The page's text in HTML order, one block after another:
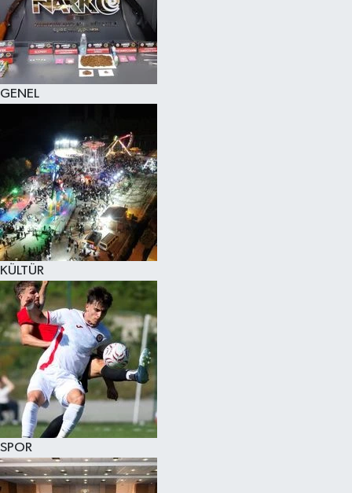
GENEL
KÜLTÜR
SPOR
KÜLTÜR SANAT
MAGAZİN
SAĞLIK
SİYASET
SPOR
TEKNOLOJİ
VİZYONDAKİLER
YAŞAM